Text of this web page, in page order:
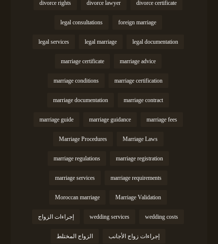
divorce certificate
divorce lawyer
divorce rights
foreign marriage
legal consultations
legal documentation
legal marriage
legal services
marriage advice
marriage certificate
marriage certification
marriage conditions
marriage contract
marriage documentation
marriage fees
marriage guidance
marriage guide
Marriage Laws
Marriage Procedures
marriage registration
marriage regulations
marriage requirements
marriage services
Marriage Validation
Moroccan marriage
wedding costs
wedding services إجراءات الزواج
إجراءات زواج الأجانب الزواج المختلط